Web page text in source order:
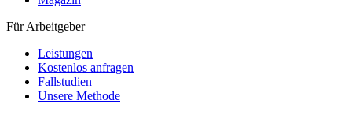
Für Arbeitgeber
Leistungen
Kostenlos anfragen
Fallstudien
Unsere Methode